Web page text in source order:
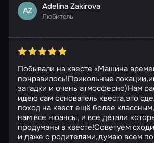
AZ Adelina Zakirova
Любитель
Побывали на квесте «Машина
понравилось!Прикольные
загадки и очень атмосферно)Нам
идею сам основатель квеста,это
поход на квест ещё более
нам все нюансы, и все детали
продуманы в квесте!Советуем
и даже с родителями,думаю всем